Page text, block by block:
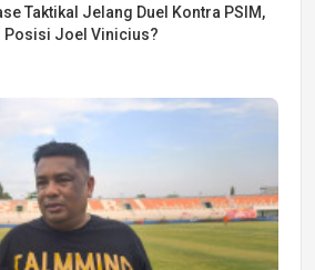
Taktikal Jelang Duel Kontra PSIM,
Posisi Joel Vinicius?